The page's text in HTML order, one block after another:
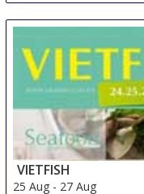
VIETFISH
25 Aug - 27 Aug